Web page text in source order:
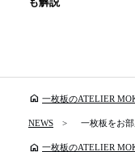
home 一枚板のATELIER
NEWS 一枚板をお
home 一枚板のATELIER